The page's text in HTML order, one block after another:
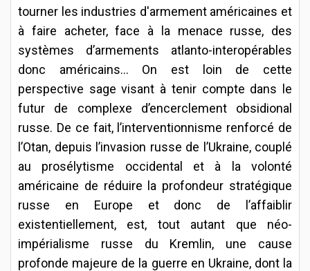
tourner les industries d'armement américaines et
à faire acheter, face à la menace russe, des
systèmes d’armements atlanto-interopérables
donc américains... On est loin de cette
perspective sage visant à tenir compte dans le
futur de complexe d’encerclement obsidional
russe. De ce fait, l’interventionnisme renforcé de
l’Otan, depuis l’invasion russe de l’Ukraine, couplé
au prosélytisme occidental et à la volonté
américaine de réduire la profondeur stratégique
russe en Europe et donc de l’affaiblir
existentiellement, est, tout autant que néo-
impérialisme russe du Kremlin, une cause
profonde majeure de la guerre en Ukraine, dont la